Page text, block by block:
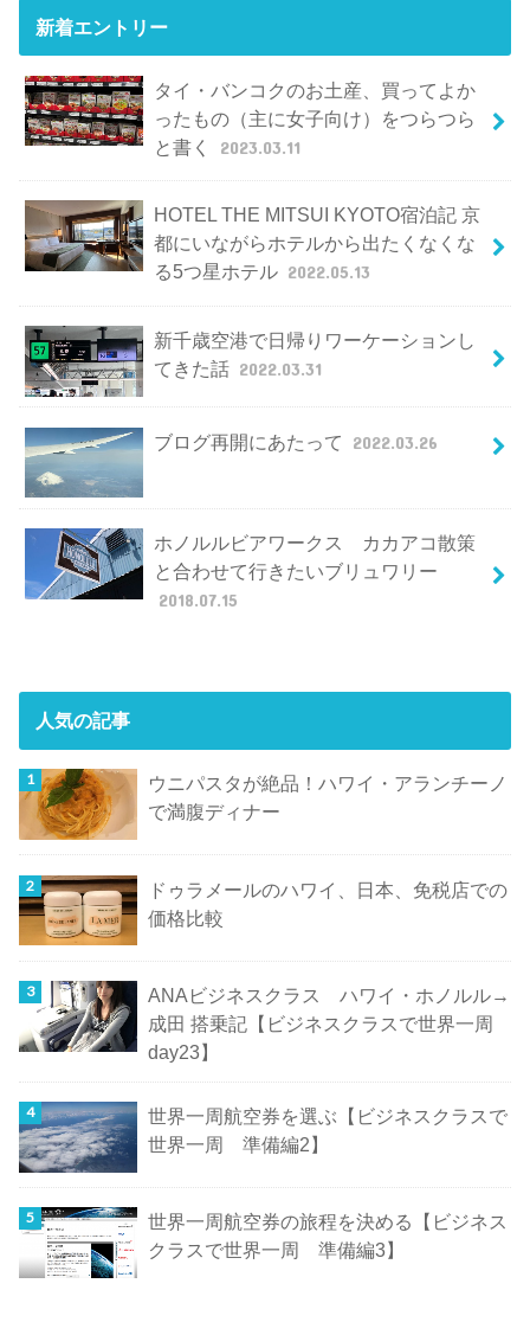
新着エントリー
タイ・バンコクのお土産、買ってよか
ったもの（主に女子向け）をつらつら
と書く
2023.03.11
HOTEL THE MITSUI KYOTO宿泊記 京
都にいながらホテルから出たくなくな
る5つ星ホテル 2022.05.13
新千歳空港で日帰りワーケーションし
てきた話 2022.03.31
ブログ再開にあたって 2022.03.26
ホノルルビアワークス カカアコ散策
と合わせて行きたいブリュワリー
2018.07.15
人気の記事
ウニパスタが絶品！ハワイ・アランチーノ
で満腹ディナー
ドゥラメールのハワイ、日本、免税店での
価格比較
ANAビジネスクラス ハワイ・ホノルル→
成田 搭乗記【ビジネスクラスで世界一周
day23】
世界一周航空券を選ぶ【ビジネスクラスで
世界一周 準備編2】
世界一周航空券の旅程を決める【ビジネス
クラスで世界一周 準備編3】